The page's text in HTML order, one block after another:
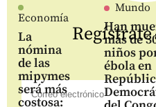
Economía
La
nómina
de las
mipymes
será más
costosa:
Mundo
Han
más de
niños
ébola en
Regístrate